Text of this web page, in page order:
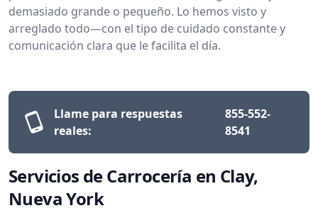
demasiado grande o pequeño. Lo hemos visto y
arreglado todo—con el tipo de cuidado constante y
comunicación clara que le facilita el día.
Llame para respuestas
reales:
855-552-
8541
Servicios de Carrocería en Clay,
Nueva York